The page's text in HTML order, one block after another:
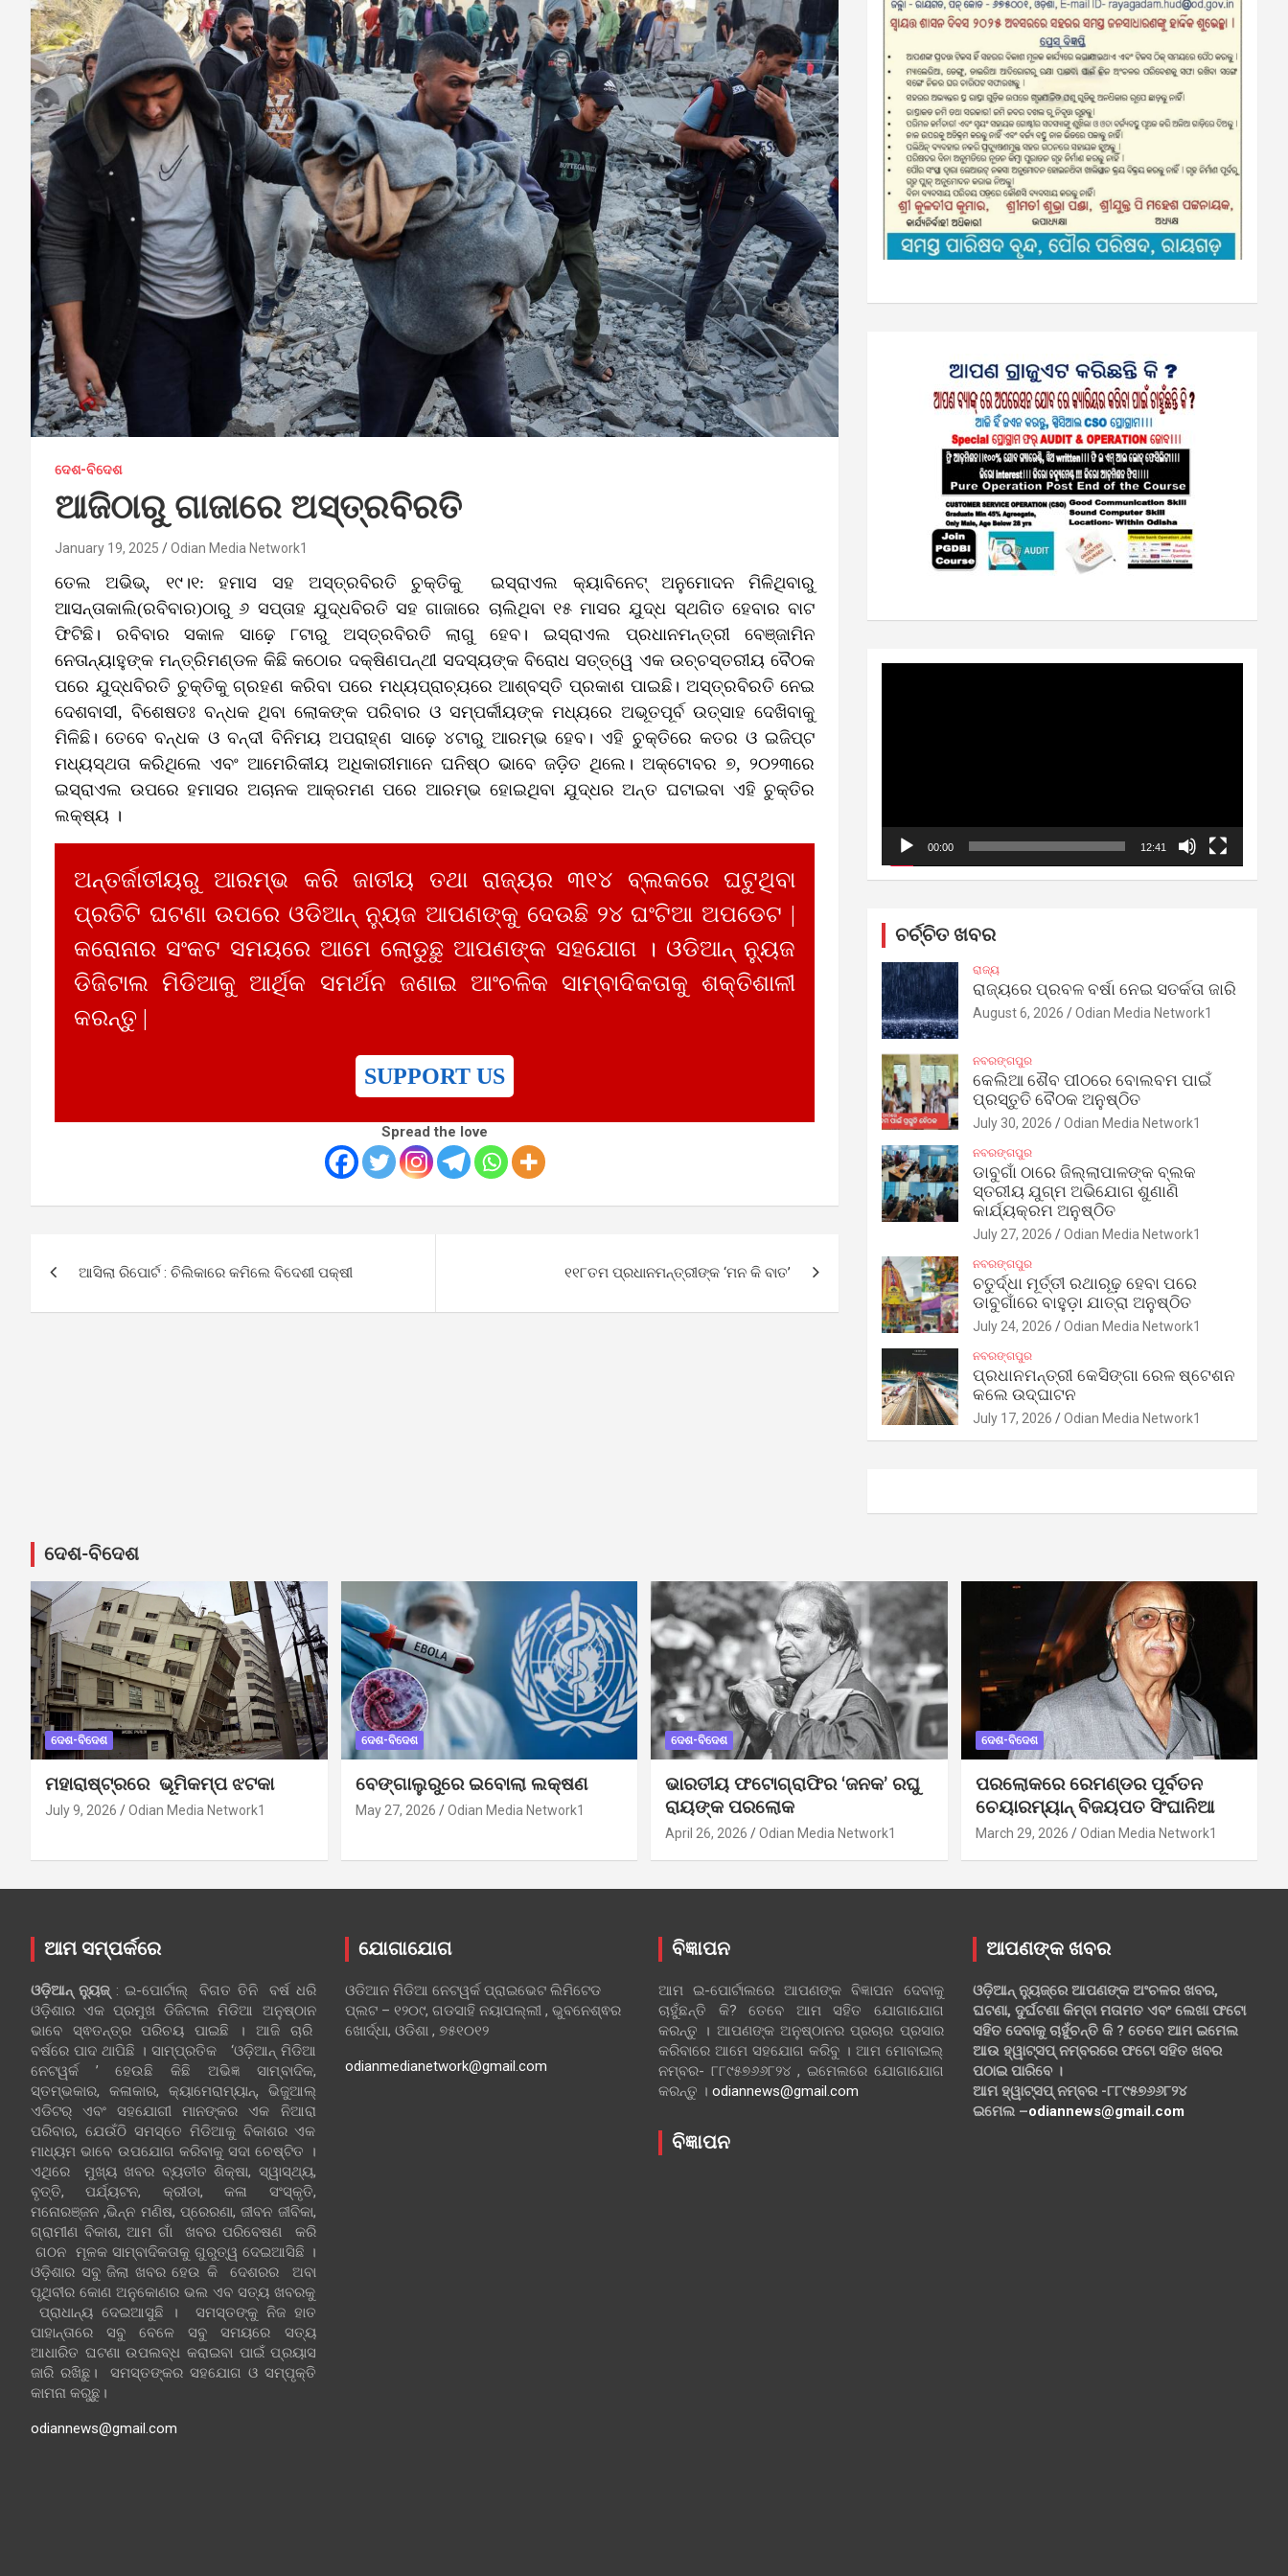
ଦେଶ-ବିଦେଶ
ଆଜିଠାରୁ ଗାଜାରେ ଅସ୍ତ୍ରବିରତି
January 19, 2025 Odian Media Network1
ତେଲ ଅଭିଭ୍‌, ୧୯।୧: ହମାସ ସହ ଅସ୍ତ୍ରବିରତି ଚୁକ୍ତିକୁ ଇସ୍ରାଏଲ କ୍ୟାବିନେଟ୍ ଅନୁମୋଦନ ମିଳିଥିବାରୁ
ଆସନ୍ତାକାଲି(ରବିବାର)ଠାରୁ ୬ ସପ୍ତାହ ଯୁଦ୍ଧବିରତି ସହ ଗାଜାରେ ଚାଲିଥିବା ୧୫ ମାସର ଯୁଦ୍ଧ ସ୍ଥଗିତ ହେବାର ବାଟ
ଫିଟିଛି। ରବିବାର ସକାଳ ସାଢ଼େ ୮ଟାରୁ ଅସ୍ତ୍ରବିରତି ଲାଗୁ ହେବ। ଇସ୍ରାଏଲ ପ୍ରଧାନମନ୍ତ୍ରୀ ବେଞ୍ଜାମିନ
ନେତାନ୍ୟାହୁଙ୍କ ମନ୍ତ୍ରିମଣ୍ଡଳ କିଛି କଠୋର ଦକ୍ଷିଣପନ୍ଥୀ ସଦସ୍ୟଙ୍କ ବିରୋଧ ସତ୍ତ୍ୱେ ଏକ ଉଚ୍ଚସ୍ତରୀୟ ବୈଠକ
ପରେ ଯୁଦ୍ଧବିରତି ଚୁକ୍ତିକୁ ଗ୍ରହଣ କରିବା ପରେ ମଧ୍ୟପ୍ରାଚ୍ୟରେ ଆଶ୍ବସ୍ତି ପ୍ରକାଶ ପାଇଛି। ଅସ୍ତ୍ରବିରତି ନେଇ
ଦେଶବାସୀ, ବିଶେଷତଃ ବନ୍ଧକ ଥିବା‌ ଲୋକଙ୍କ ପରିବାର ଓ ସମ୍ପର୍କୀୟଙ୍କ ମଧ୍ୟରେ ଅଭୂତପୂର୍ବ ଉତ୍ସାହ ଦେଖିବାକୁ
ମିଳିଛି। ତେବେ ବନ୍ଧକ ଓ ବନ୍ଦୀ ବିନିମୟ ଅପରାହ୍ଣ ସାଢ଼େ ୪ଟାରୁ ଆରମ୍ଭ ହେବ। ଏହି ଚୁକ୍ତିରେ କତର ଓ ଇଜିପ୍ଟ
ମଧ୍ୟସ୍ଥତା କରିଥିଲେ ଏବଂ ଆମେରିକୀୟ ଅଧିକାରୀମାନେ ଘନିଷ୍ଠ ଭାବେ ଜଡ଼ିତ ଥିଲେ। ଅକ୍ଟୋବର ୭, ୨୦୨୩ରେ
ଇସ୍ରାଏଲ ଉପରେ ହମାସର ଅଚାନକ ଆକ୍ରମଣ ପରେ ଆରମ୍ଭ ହୋଇଥିବା ଯୁଦ୍ଧର ଅନ୍ତ ଘଟାଇବା ଏହି ଚୁକ୍ତିର
ଲକ୍ଷ୍ୟ ।
ଅନ୍ତର୍ଜାତୀୟରୁ ଆରମ୍ଭ କରି ଜାତୀୟ ତଥା ରାଜ୍ୟର ୩୧୪ ବ୍ଲକରେ ଘଟୁଥିବା
ପ୍ରତିଟି ଘଟଣା ଉପରେ ଓଡିଆନ୍ ନ୍ୟୁଜ ଆପଣଙ୍କୁ ଦେଉଛି ୨୪ ଘଂଟିଆ ଅପଡେଟ |
କରୋନାର ସଂକଟ ସମୟରେ ଆମେ ଲୋଡୁଛୁ ଆପଣଙ୍କ ସହଯୋଗ । ଓଡିଆନ୍ ନ୍ୟୁଜ
ଡିଜିଟାଲ ମିଡିଆକୁ ଆର୍ଥିକ ସମର୍ଥନ ଜଣାଇ ଆଂଚଳିକ ସାମ୍ବାଦିକତାକୁ ଶକ୍ତିଶାଳୀ
କରନ୍ତୁ |
SUPPORT US
Spread the love
ଆସିଲା ରିପୋର୍ଟ : ଚିଲିକାରେ କମିଲେ ବିଦେଶୀ ପକ୍ଷୀ ୧୧୮ତମ ପ୍ରଧାନମନ୍ତ୍ରୀଙ୍କ ‘ମନ କି ବାତ’
00:00 12:41
ଚର୍ଚ୍ଚିତ ଖବର
ରାଜ୍ୟ
ରାଜ୍ୟରେ ପ୍ରବଳ ବର୍ଷା ନେଇ ସତର୍କତା ଜାରି
August 6, 2026 Odian Media Network1
ନବରଙ୍ଗପୁର
କେଲିଆ ଶୈବ ପୀଠରେ ବୋଲବମ ପାଇଁ
ପ୍ରସ୍ତୁତି ବୈଠକ ଅନୁଷ୍ଠିତ
July 30, 2026 Odian Media Network1
ନବରଙ୍ଗପୁର
ଡାବୁଗାଁ ଠାରେ ଜିଲ୍ଲାପାଳଙ୍କ ବ୍ଲକ
ସ୍ତରୀୟ ଯୁଗ୍ମ ଅଭିଯୋଗ ଶୁଣାଣି
କାର୍ଯ୍ୟକ୍ରମ ଅନୁଷ୍ଠିତ
July 27, 2026 Odian Media Network1
ନବରଙ୍ଗପୁର
ଚତୁର୍ଦ୍ଧା ମୂର୍ତ୍ତୀ ରଥାରୂଢ଼ ହେବା ପରେ
ଡାବୁଗାଁରେ ବାହୁଡ଼ା ଯାତ୍ରା ଅନୁଷ୍ଠିତ
July 24, 2026 Odian Media Network1
ନବରଙ୍ଗପୁର
ପ୍ରଧାନମନ୍ତ୍ରୀ କେସିଙ୍ଗା ରେଳ ଷ୍ଟେଶନ
କଲେ ଉଦ୍‌ଘାଟନ
July 17, 2026 Odian Media Network1
ଦେଶ-ବିଦେଶ
ଦେଶ-ବିଦେଶ
ମହାରାଷ୍ଟ୍ରରେ ଭୂମିକମ୍ପ ଝଟକା
July 9, 2026 Odian Media Network1
ଦେଶ-ବିଦେଶ
ବେଙ୍ଗାଲୁରୁରେ ଇବୋଲା ଲକ୍ଷଣ
May 27, 2026 Odian Media Network1
ଦେଶ-ବିଦେଶ
ଭାରତୀୟ ଫଟୋଗ୍ରାଫିର ‘ଜନକ’ ରଘୁ
ରାୟଙ୍କ ପରଲୋକ
April 26, 2026 Odian Media Network1
ଦେଶ-ବିଦେଶ
ପରଲୋକରେ ରେମଣ୍ଡର ପୂର୍ବତନ
ଚେୟାରମ୍ୟାନ୍ ବିଜୟପତ ସିଂଘାନିଆ
March 29, 2026 Odian Media Network1
ଆମ ସମ୍ପର୍କରେ
ଓଡ଼ିଆନ୍‍ ନ୍ୟୁଜ୍‍: ଇ-ପୋର୍ଟାଲ୍ ବିଗତ ତିନି ବର୍ଷ ଧରି
ଓଡ଼ିଶାର ଏକ ପ୍ରମୁଖ ଡିଜିଟାଲ ମିଡିଆ ଅନୁଷ୍ଠାନ
ଭାବେ ସ୍ଵତନ୍ତ୍ର ପରିଚୟ ପାଇଛି । ଆଜି ଚାରି
ବର୍ଷରେ ପାଦ ଥାପିଛି । ସାମ୍ପ୍ରତିକ ‘ଓଡ଼ିଆନ୍‍ ମିଡିଆ
ନେଟୱର୍କ ’ ହେଉଛି କିଛି ଅଭିଜ୍ଞ ସାମ୍ବାଦିକ,
ସ୍ତମ୍ଭକାର, କଳାକାର, କ୍ୟାମେରାମ୍ୟାନ୍, ଭିଜୁଆଲ୍
ଏଡିଟର୍ ଏବଂ ସହଯୋଗୀ ମାନଙ୍କର ଏକ ନିଆରା
ପରିବାର, ଯେଉଁଠି ସମସ୍ତେ ମିଡିଆକୁ ବିକାଶର ଏକ
ମାଧ୍ୟମ ଭାବେ ଉପଯୋଗ କରିବାକୁ ସଦା ଚେଷ୍ଟିତ ।
ଏଥିରେ ମୁଖ୍ୟ ଖବର ବ୍ୟତୀତ ଶିକ୍ଷା, ସ୍ୱାସ୍ଥ୍ୟ,
ବୃତ୍ତି, ପର୍ଯ୍ୟଟନ, କ୍ରୀଡା, କଳା ସଂସ୍କୃତି,
ମନୋରଞ୍ଜନ ,ଭିନ୍ନ ମଣିଷ, ପ୍ରେରଣା, ଜୀବନ ଜୀବିକା,
ଗ୍ରାମୀଣ ବିକାଶ, ଆମ ଗାଁ ଖବର ପରିବେଷଣ କରି
ଗଠନ ମୂଳକ ସାମ୍ବାଦିକତାକୁ ଗୁରୁତ୍ୱ ଦେଇଆସିଛି ।
ଓଡ଼ିଶାର ସବୁ ଜିଲା ଖବର ହେଉ କି ଦେଶରର ଅବା
ପୃଥିବୀର କୋଣ ଅନୁକୋଣର ଭଲ ଏବ ସତ୍ୟ ଖବରକୁ
ପ୍ରାଧାନ୍ୟ ଦେଇଆସୁଛି । ସମସ୍ତଙ୍କୁ ନିଜ ହାତ
ପାହାନ୍ତାରେ ସବୁ ବେଳେ ସବୁ ସମୟରେ ସତ୍ୟ
ଆଧାରିତ ଘଟଣା ଉପଲବ୍ଧ କରାଇବା ପାଇଁ ପ୍ରୟାସ
ଜାରି ରଖିଛୁ। ସମସ୍ତଙ୍କର ସହଯୋଗ ଓ ସମ୍ପୃକ୍ତି
କାମନା କରୁଛୁ।
odiannews@gmail.com
ଯୋଗାଯୋଗ
ଓଡିଆନ ମିଡିଆ ନେଟୱର୍କ ପ୍ରାଇଭେଟ ଲିମିଟେଡ
ପ୍ଲଟ – ୧୨୦୯, ଗଡସାହି ନୟାପଲ୍ଲୀ , ଭୁବନେଶ୍ଵର
ଖୋର୍ଦ୍ଧା, ଓଡିଶା , ୭୫୧୦୧୨
odianmedianetwork@gmail.com
ବିଜ୍ଞାପନ
ଆମ ଇ-ପୋର୍ଟାଲରେ ଆପଣଙ୍କ ବିଜ୍ଞାପନ ଦେବାକୁ
ଚାହୁଁଛନ୍ତି କି? ତେବେ ଆମ ସହିତ ଯୋଗାଯୋଗ
କରନ୍ତୁ । ଆପଣଙ୍କ ଅନୁଷ୍ଠାନର ପ୍ରଚାର ପ୍ରସାର
କରିବାରେ ଆମେ ସହଯୋଗ କରିବୁ । ଆମ ମୋବାଇଲ୍
ନମ୍ବର- ୮୮୯୫୭୬୬୮୨୪ , ଇମେଲରେ ଯୋଗାଯୋଗ
କରନ୍ତୁ । odiannews@gmail.com
ବିଜ୍ଞାପନ
ଆପଣଙ୍କ ଖବର
ଓଡ଼ିଆନ୍ ନ୍ୟୁଜ୍‌ରେ ଆପଣଙ୍କ ଅଂଚଳର ଖବର,
ଘଟଣା, ଦୁର୍ଘଟଣା କିମ୍ବା ମତାମତ ଏବଂ ଲେଖା ଫଟୋ
ସହିତ ଦେବାକୁ ଚାହୁଁଚନ୍ତି କି ? ତେବେ ଆମ ଇମେଲ
ଆଉ ହ୍ୱାଟ୍‌ସପ୍ ନମ୍ବରରେ ଫଟୋ ସହିତ ଖବର
ପଠାଇ ପାରିବେ ।
ଆମ ହ୍ୱାଟ୍‌ସପ୍ ନମ୍ବର -୮୮୯୫୭୬୬୮୨୪
ଇମେଲ –odiannews@gmail.com